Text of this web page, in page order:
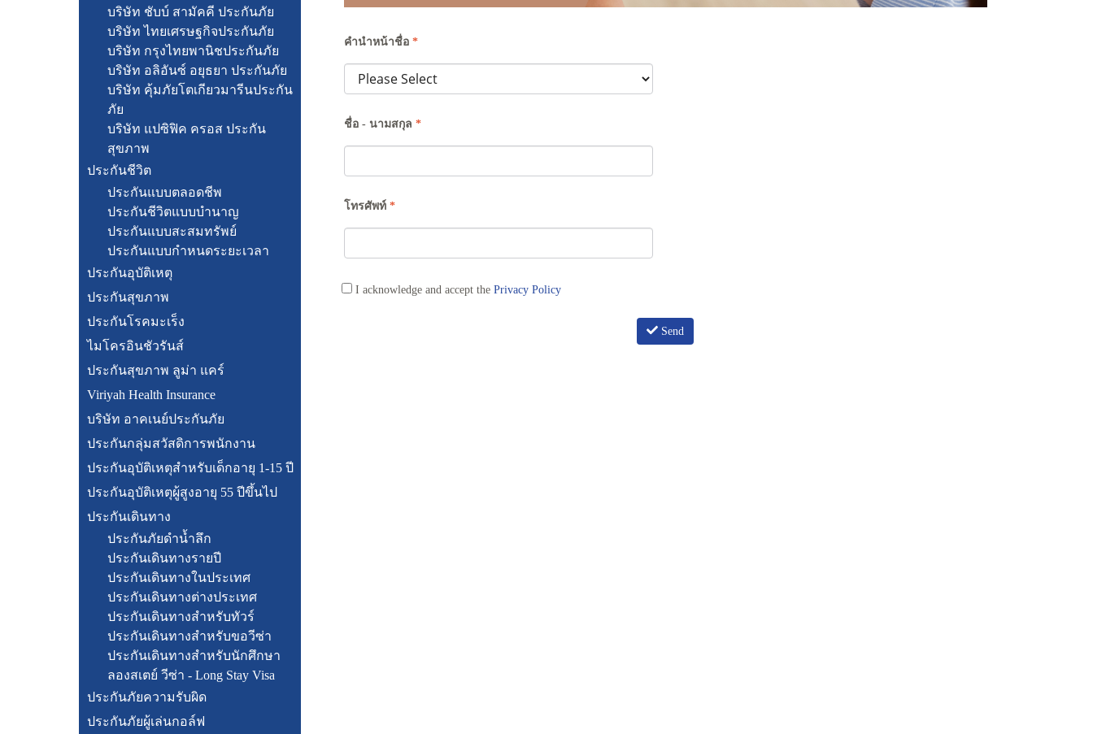
คำนำหน้าชื่อ *
ชื่อ - นามสกุล *
โทรศัพท์ *
I acknowledge and accept the Privacy Policy
Send
บริษัท ชับบ์ สามัคคี ประกันภัย
บริษัท ไทยเศรษฐกิจประกันภัย
บริษัท กรุงไทยพานิชประกันภัย
บริษัท อลิอันซ์ อยุธยา ประกันภัย
บริษัท คุ้มภัยโตเกียวมารีนประกัน
ภัย
บริษัท แปซิฟิค ครอส ประกัน
สุขภาพ
ประกันชีวิต
ประกันแบบตลอดชีพ
ประกันชีวิตแบบบำนาญ
ประกันแบบสะสมทรัพย์
ประกันแบบกำหนดระยะเวลา
ประกันอุบัติเหตุ
ประกันสุขภาพ
ประกันโรคมะเร็ง
ไมโครอินชัวรันส์
ประกันสุขภาพ ลูม่า แคร์
Viriyah Health Insurance
บริษัท อาคเนย์ประกันภัย
ประกันกลุ่มสวัสดิการพนักงาน
ประกันอุบัติเหตุสำหรับเด็กอายุ 1-15 ปี
ประกันอุบัติเหตุผู้สูงอายุ 55 ปีขึ้นไป
ประกันเดินทาง
ประกันภัยดำน้ำลึก
ประกันเดินทางรายปี
ประกันเดินทางในประเทศ
ประกันเดินทางต่างประเทศ
ประกันเดินทางสำหรับทัวร์
ประกันเดินทางสำหรับขอวีซ่า
ประกันเดินทางสำหรับนักศึกษา
ลองสเตย์ วีซ่า - Long Stay Visa
ประกันภัยความรับผิด
ประกันภัยผู้เล่นกอล์ฟ